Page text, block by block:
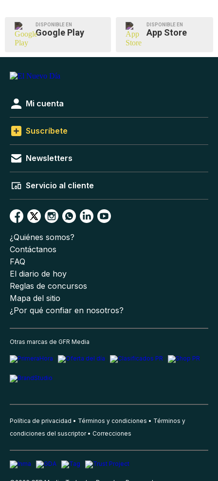
DISPONIBLE EN
Google Play
DISPONIBLE EN
App Store
Mi cuenta
Suscríbete
Newsletters
Servicio al cliente
¿Quiénes somos?
Contáctanos
FAQ
El diario de hoy
Reglas de concursos
Mapa del sitio
¿Por qué confiar en nosotros?
Otras marcas de GFR Media
Política de privacidad Términos y condiciones
Términos y
condiciones del suscriptor
Correcciones